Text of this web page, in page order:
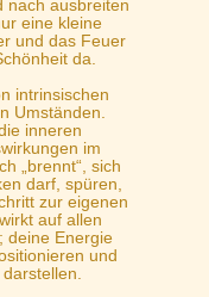
nach ausbreiten
eine kleine
und das Feuer
da.
intrinsischen
Umständen.
inneren
im
„brennt“, sich
darf, spüren,
zur eigenen
auf allen
deine Energie
und